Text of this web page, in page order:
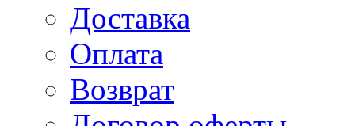
Доставка
Оплата
Возврат